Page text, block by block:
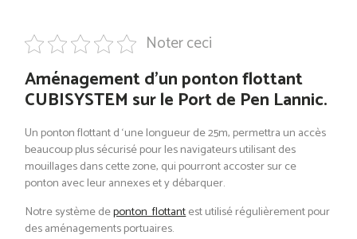
Noter ceci
Aménagement d’un ponton flottant
CUBISYSTEM sur le Port de Pen Lannic.
Un ponton flottant d ‘une longueur de 25m, permettra un accès
beaucoup plus sécurisé pour les navigateurs utilisant des
mouillages dans cette zone, qui pourront accoster sur ce
ponton avec leur annexes et y débarquer.
Notre système deponton flottantest utilisé régulièrement pour
des aménagements portuaires.